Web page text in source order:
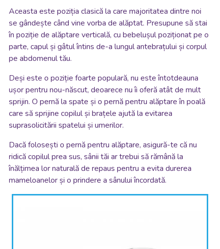
Aceasta este poziția clasică la care majoritatea dintre noi
se gândește când vine vorba de alăptat. Presupune să stai
în poziție de alăptare verticală, cu bebelușul poziționat pe o
parte, capul și gâtul întins de-a lungul antebrațului și corpul
pe abdomenul tău.
Deși este o poziție foarte populară, nu este întotdeauna
ușor pentru nou-născut, deoarece nu îi oferă atât de mult
sprijin. O pernă la spate și o pernă pentru alăptare în poală
care să sprijine copilul și brațele ajută la evitarea
suprasolicitării spatelui și umerilor.
Dacă folosești o pernă pentru alăptare, asigură-te că nu
ridică copilul prea sus, sânii tăi ar trebui să rămână la
înălțimea lor naturală de repaus pentru a evita durerea
mameloanelor și o prindere a sânului încordată.